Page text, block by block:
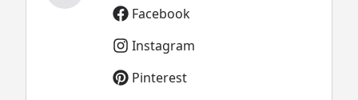
Facebook
Instagram
Pinterest